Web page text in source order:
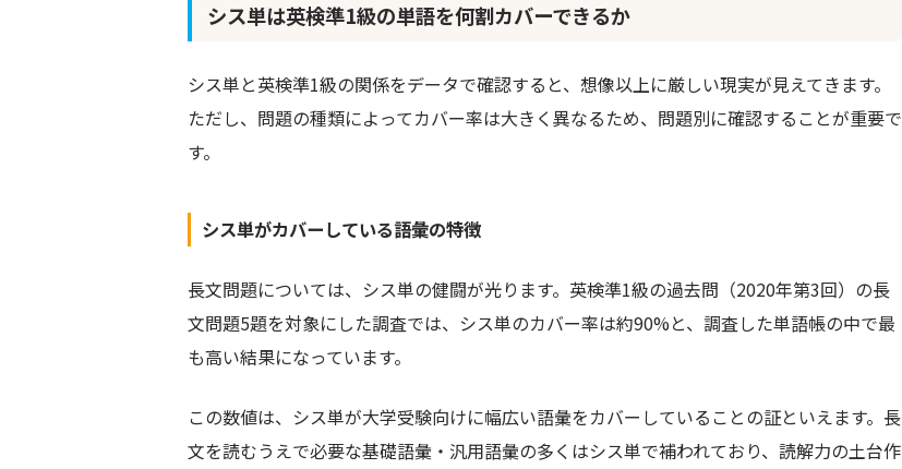
シス単は英検準1級の単語を何割カバーできるか
シス単と英検準1級の関係をデータで確認すると、想像以上に厳しい現実が見えてきます。
ただし、問題の種類によってカバー率は大きく異なるため、問題別に確認することが重要で
す。
シス単がカバーしている語彙の特徴
長文問題については、シス単の健闘が光ります。英検準1級の過去問（2020年第3回）の長
文問題5題を対象にした調査では、シス単のカバー率は約90%と、調査した単語帳の中で最
も高い結果になっています。
この数値は、シス単が大学受験向けに幅広い語彙をカバーしていることの証といえます。長
文を読むうえで必要な基礎語彙・汎用語彙の多くはシス単で補われており、読解力の土台作